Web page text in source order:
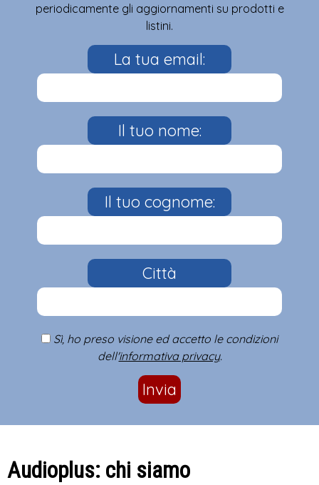
periodicamente gli aggiornamenti su prodotti e
listini.
La tua email:
Il tuo nome:
Il tuo cognome:
Città
Sì, ho preso visione ed accetto le condizioni
dell'informativa privacy.
Invia
Audioplus: chi siamo